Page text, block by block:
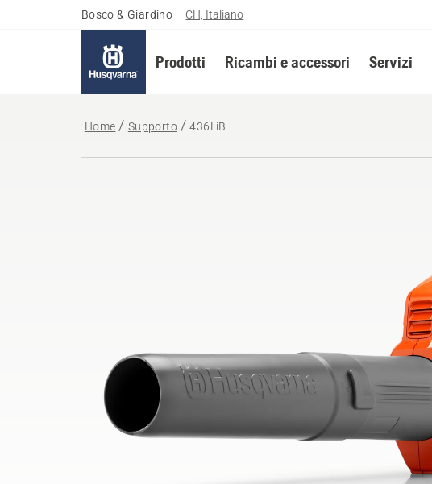
Bosco & Giardino – CH, Italiano
Prodotti Ricambi e accessori Servizi
Home Supporto 436LiB